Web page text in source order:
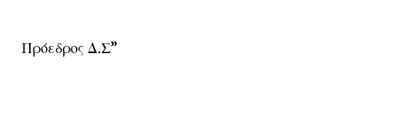
Πρόεδρος Δ.Σ”